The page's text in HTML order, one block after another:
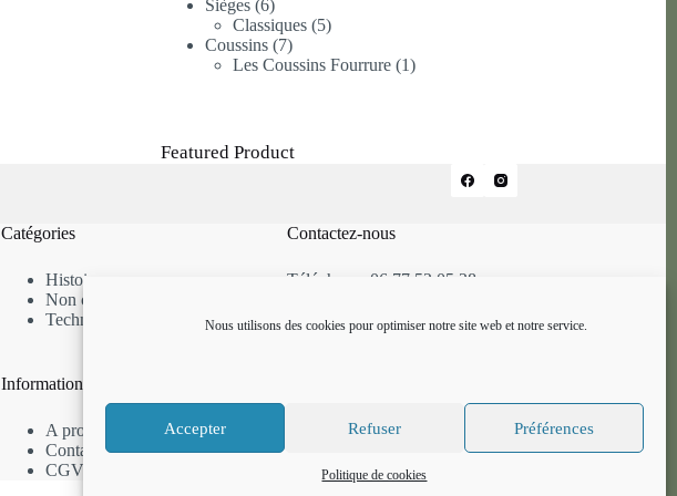
Nous utilisons des cookies pour optimiser notre site web et notre service.
Accepter Refuser Préférences
Politique de cookies
Sièges 66
produits
Classiques 55
Coussins 77
produits
Les Coussins Fourrure 11
Featured Product
Catégories
Histoire
Non classé
Techniques
Informations
A propos
Contactez-nous
CGV
Contactez-nous
Téléphone: 06.77.52.05.28
Mail: alcaze.atelier@gmail.com